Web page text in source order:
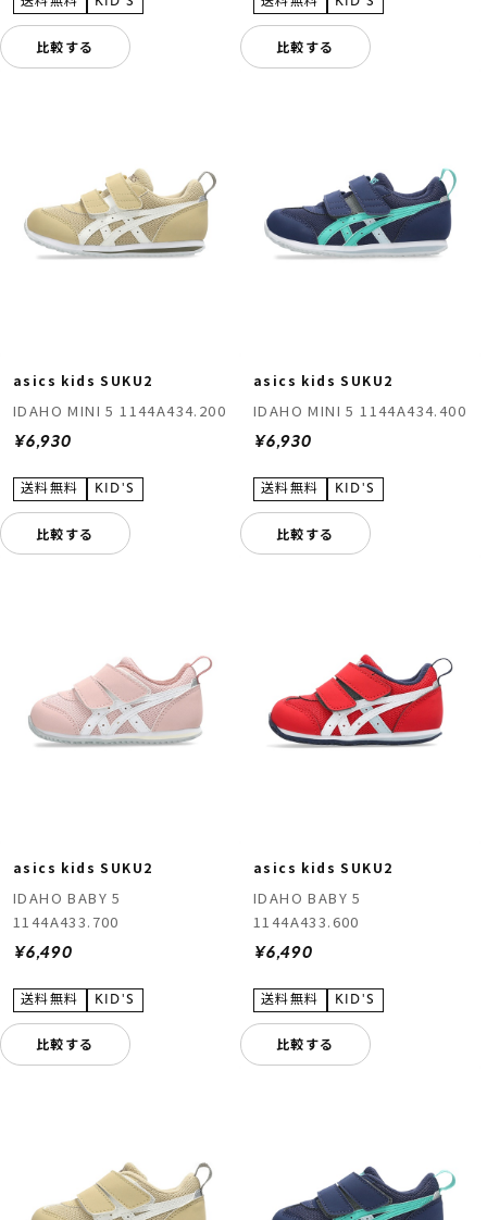
比較する 比較する
asics kids SUKU2
IDAHO MINI 5 1144A434.200
¥6,930
比較する
asics kids SUKU2
IDAHO MINI 5 1144A434.400
¥6,930
比較する
asics kids SUKU2
IDAHO BABY 5
1144A433.700
¥6,490
比較する
asics kids SUKU2
IDAHO BABY 5
1144A433.600
¥6,490
比較する